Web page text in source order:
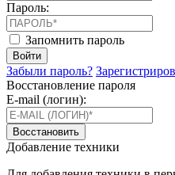
Пароль:
Запомнить пароль
Войти
Забыли пароль?
Восстановление пароля
E-mail (логин):
Восстановить
Добавление техники